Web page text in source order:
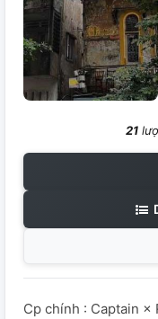
21
Cp chính : Captain ×